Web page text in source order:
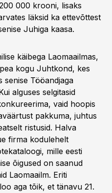
000 krooni, lisaks
läksid ka ettevõttest
Juhiga kaasa.
käibega Laomaailmas,
kogu Juhtkond, kes
senise Tööandjaga
alguses selgitasid
vaid hoopis
pakkuma, juhtus
ristusid. Halva
firma kodulehelt
mille eesti
õigused on saanud
Laomaailm. Eriti
aga tõik, et tänavu 21.